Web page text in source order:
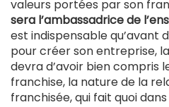
valeurs portées par son
sera l’ambassadrice de
est indispensable qu’avant
pour créer son entreprise,
devra d’avoir bien compris
franchise, la nature de la
franchisée, qui fait quoi